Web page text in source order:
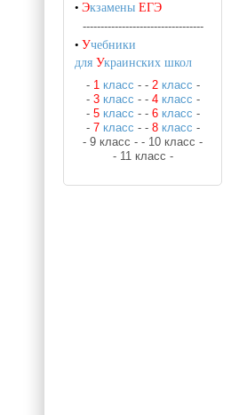
•ЭкзаменыЕГЭ
----------------------------------
•Учебники
дляУкраинских школ
- 1 класс - - 2 класс -
- 3 класс - - 4класс -
- 5 класс - - 6класс -
- 7 класс - - 8 класс -
- 9 класс -- 10 класс -
- 11 класс -